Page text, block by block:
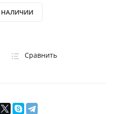
НАЛИЧИИ
Сравнить